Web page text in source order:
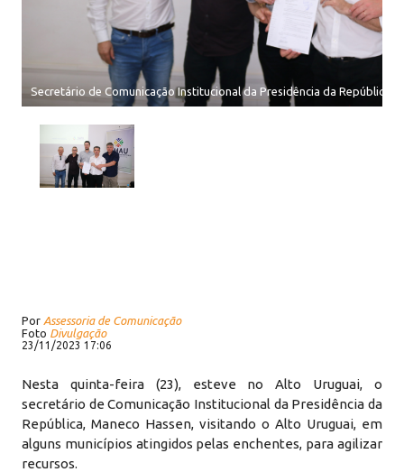
Secretário de Comunicação Institucional da Presidência da República,
Por Assessoria de Comunicação
Foto Divulgação
23/11/2023 17:06
Nesta quinta-feira (23), esteve no Alto Uruguai, o
secretário de Comunicação Institucional da Presidência da
República, Maneco Hassen, visitando o Alto Uruguai, em
alguns municípios atingidos pelas enchentes, para agilizar
recursos.